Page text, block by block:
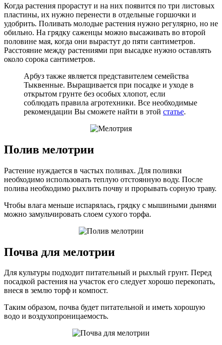
Когда растения прорастут и на них появится по три листовых
пластины, их нужно перенести в отдельные горшочки и
удобрить. Поливать молодые растения нужно регулярно, но не
обильно. На грядку саженцы можно высаживать во второй
половине мая, когда они вырастут до пяти сантиметров.
Расстояние между растениями при высадке нужно оставлять
около сорока сантиметров.
Арбуз также является представителем семейства
Тыквенные. Выращивается при посадке и уходе в
открытом грунте без особых хлопот, если
соблюдать правила агротехники. Все необходимые
рекомендации Вы сможете найти в этой статье.
Полив мелотрии
Растение нуждается в частых поливах. Для поливки
необходимо использовать теплую отстоянную воду. После
полива необходимо рыхлить почву и прорывать сорную траву.
Чтобы влага меньше испарялась, грядку с мышиными дынями
можно замульчировать слоем сухого торфа.
Почва для мелотрии
Для культуры подходит питательный и рыхлый грунт. Перед
посадкой растения на участок его следует хорошо перекопать,
внеся в землю торф и компост.
Таким образом, почва будет питательной и иметь хорошую
водо и воздухопроницаемость.